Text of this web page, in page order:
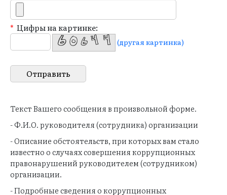
* Цифры на картинке:
(другая картинка)
Текст Вашего сообщения в произвольной форме.
- Ф.И.О. руководителя (сотрудника) организации
- Описание обстоятельств, при которых вам стало
известно о случаях совершения коррупционных
правонарушений руководителем (сотрудником)
организации.
- Подробные сведения о коррупционных